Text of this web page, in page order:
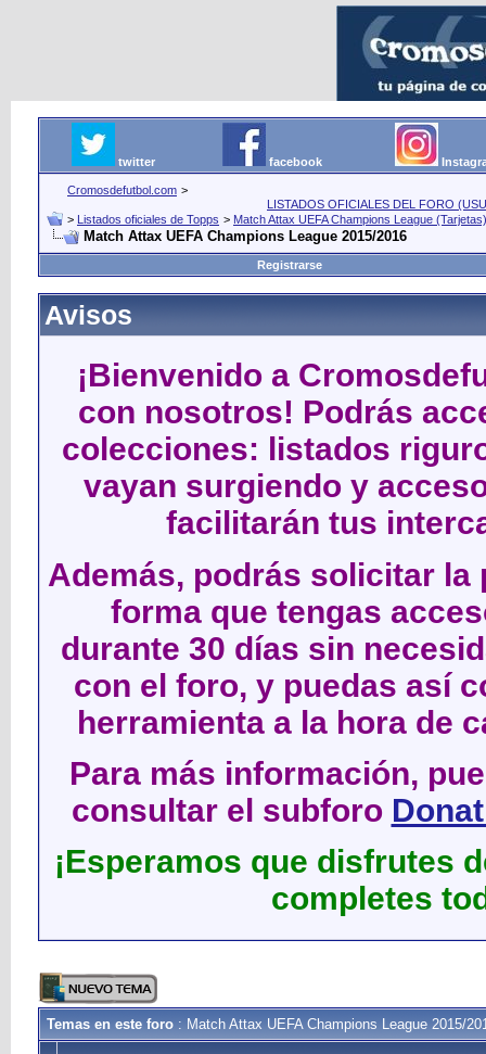
twitter facebook
Cromosdefutbol.com >
LISTADOS OFICIALES DEL FORO
> Listados oficiales de Topps > Match Attax UEFA Champions League (Tarjetas)
Match Attax UEFA Champions League 2015/2016
Registrarse
Avisos
¡Bienvenido a
con nosotros! Podrás
colecciones: listados
vayan surgiendo y
facilitarán tus
Además, podrás solicitar
forma que tengas
durante 30 días sin
con el foro, y puedas así
herramienta a la hora de
Para más información,
consultar el subforo
¡Esperamos que disfrutes
completes
Temas en este foro : Match Attax UEFA Champions League 2015/